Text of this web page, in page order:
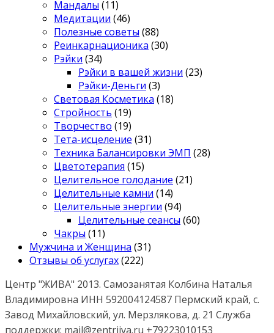
Мандалы (11)
Медитации (46)
Полезные советы (88)
Реинкарнационика (30)
Рэйки (34)
Рэйки в вашей жизни (23)
Рэйки-Деньги (3)
Световая Косметика (18)
Стройность (19)
Творчество (19)
Тета-исцеление (31)
Техника Балансировки ЭМП (28)
Цветотерапия (15)
Целительное голодание (21)
Целительные камни (14)
Целительные энергии (94)
Целительные сеансы (60)
Чакры (11)
Мужчина и Женщина (31)
Отзывы об услугах(222)
Центр "ЖИВА" 2013. Самозанятая Колбина Наталья
Владимировна ИНН 592004124587 Пермский край, с.
Завод Михайловский, ул. Мерзлякова, д. 21 Служба
поддержки: mail@zentrjiva.ru +79223010153